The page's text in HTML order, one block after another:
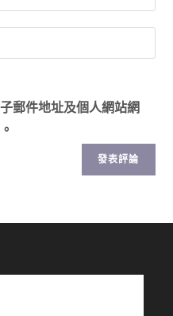
郵件地址及個人網站網